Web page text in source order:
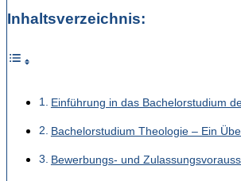
Inhaltsverzeichnis:
Einführung in das Bachelorstudium
Bachelorstudium Theologie – Ein
Bewerbungs- und